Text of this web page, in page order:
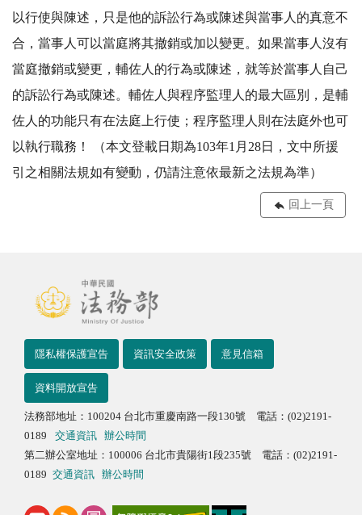
以行使與陳述，只是他的訴訟行為或陳述與當事人的真意不
合，當事人可以當庭將其撤銷或加以變更。如果當事人沒有
當庭撤銷或變更，輔佐人的行為或陳述，就等於當事人自己
的訴訟行為或陳述。輔佐人與程序監理人的最大區別，是輔
佐人的功能只有在法庭上行使；程序監理人則在法庭外也可
以執行職務！ （本文登載日期為103年1月28日，文中所援
引之相關法規如有變動，仍請注意依最新之法規為準）
回上一頁
隱私權保護宣告 資訊安全政策 意見信箱
資料開放宣告
法務部地址：100204 台北市重慶南路一段130號 電話：(02)2191-
0189
交通資訊
辦公時間
第二辦公室地址：100006 台北市貴陽街1段235號 電話：(02)2191-
0189 交通資訊 辦公時間